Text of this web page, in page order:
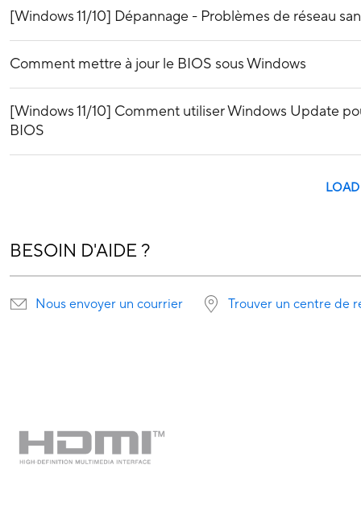
BESOIN D'AIDE ?
Nous envoyer un courrier Trouver un centre de
[Windows 11/10] Dépannage - Problèmes de réseau
Comment mettre à jour le BIOS sous Windows
[Windows 11/10] Comment utiliser Windows Update
BIOS